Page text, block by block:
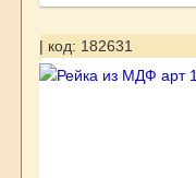
| код: 182631